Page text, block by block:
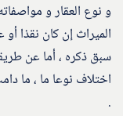
و نوع العقار و
الميراث إن كان نقذا
سبق ذكره ، أما عن
اختلاف نوعا ما ، ما
.